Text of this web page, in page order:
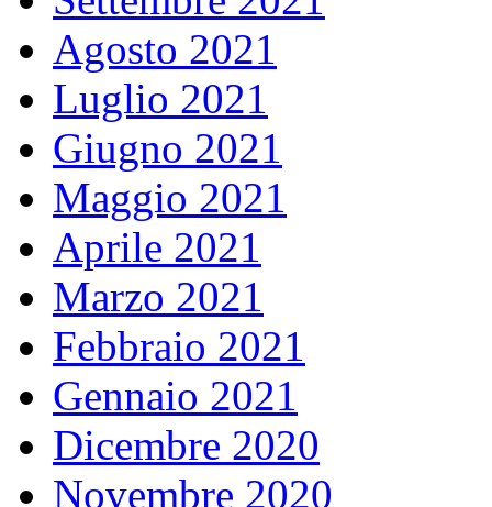
Agosto 2021
Luglio 2021
Giugno 2021
Maggio 2021
Aprile 2021
Marzo 2021
Febbraio 2021
Gennaio 2021
Dicembre 2020
Novembre 2020